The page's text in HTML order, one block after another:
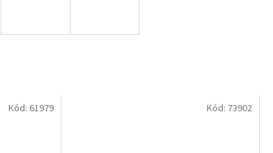
Kód: 61979 Kód: 73902